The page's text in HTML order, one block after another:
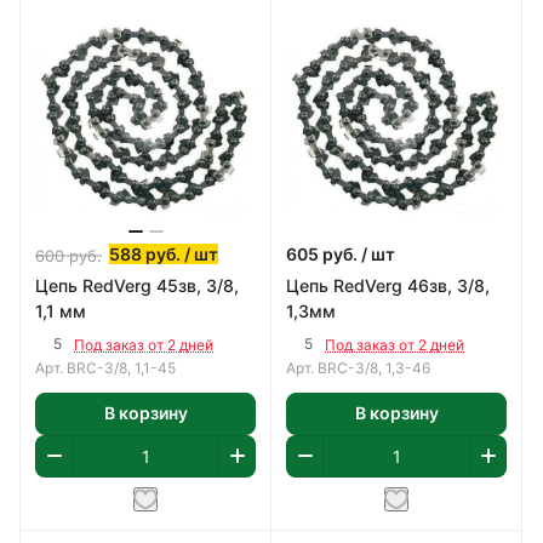
600руб. 588 руб. / шт
Цепь RedVerg 45зв, 3/8,
1,1 мм
5
Под заказ от 2 дней
Арт. BRC-3/8, 1,1-45
В корзину
605 руб. / шт
Цепь RedVerg 46зв, 3/8,
1,3мм
5
Под заказ от 2 дней
Арт. BRC-3/8, 1,3-46
В корзину